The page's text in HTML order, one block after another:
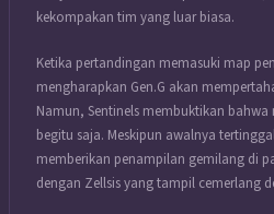
kekompakan tim yang luar biasa.
Ketika pertandingan memasuki map
mengharapkan Gen.G akan
Namun, Sentinels membuktikan
begitu saja. Meskipun awalnya
memberikan penampilan gemilang di
dengan Zellsis yang tampil cemerlang